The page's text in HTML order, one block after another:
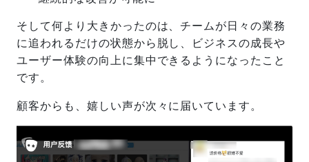
そして何より大きかったのは、チームが日々の業務
に追われるだけの状態から脱し、ビジネスの成長や
ユーザー体験の向上に集中できるようになったこと
です。
顧客からも、嬉しい声が次々に届いています。